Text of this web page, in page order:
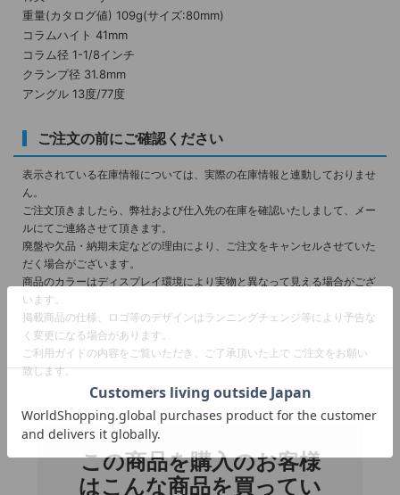
重量(カタログ値) 109g(サイズ:80mm)
コラムハイト 41mm
コラム径 1-1/8インチ
クランプ径 31.8mm
アングル 13度/77度
ご注文の前にご確認ください
表示されている在庫情報については、実際の在庫情報と連動しておりませ
ん。
ご注文頂きましたら、弊社および仕入先の在庫を確認いたしまして、メー
ルにてご連絡させて頂きます。
廃盤や欠品・納期未定などの理由により、ご注文をキャンセルさせていた
だく場合がございます。
商品のカラーはディスプレイ環境により実物と異なって見える場合がござ
います。
掲載商品の仕様、ロゴ等のデザインはランニングチェンジ等により予告な
く変更になる場合があります。
ご利用ガイドの内容をご覧いただき、ご了承頂いた上で ご注文をお願い
致します。
この商品を購入のお客様
はこんな商品を買ってい